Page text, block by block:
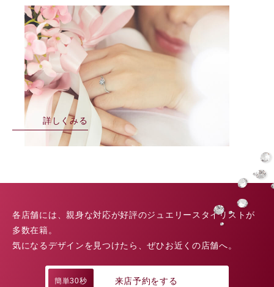
詳しくみる
各店舗には、親身な対応が好評のジュエリースタイリストが
多数在籍。
気になるデザインを見つけたら、ぜひお近くの店舗へ。
簡単30秒 来店予約をする